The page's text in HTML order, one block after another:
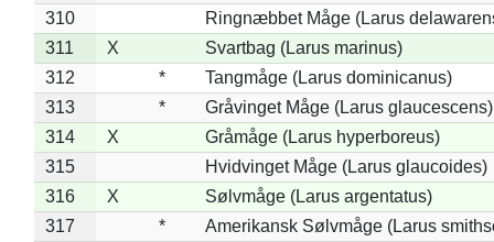
310
Ringnæbbet Måge (Larus
311
X
Svartbag (Larus marinus)
312
*
Tangmåge (Larus dominicanus)
313
*
Gråvinget Måge (Larus glaucescens)
314
X
Gråmåge (Larus hyperboreus)
315
Hvidvinget Måge (Larus glaucoides)
316
X
Sølvmåge (Larus argentatus)
317
*
Amerikansk Sølvmåge (Larus